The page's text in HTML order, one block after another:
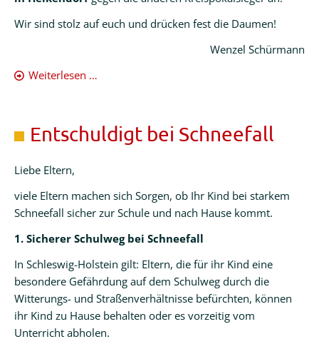
Wir sind stolz auf euch und drücken fest die Daumen!
Wenzel Schürmann
Weiterlesen …
Parkschule
holt
Entschuldigt bei Schneefall
Liebe Eltern,
viele Eltern machen sich Sorgen, ob Ihr Kind bei starkem
Schneefall sicher zur Schule und nach Hause kommt.
1. Sicherer Schulweg bei Schneefall
In Schleswig-Holstein gilt: Eltern, die für ihr Kind eine
besondere Gefährdung auf dem Schulweg durch die
Witterungs- und Straßenverhältnisse befürchten, können
ihr Kind zu Hause behalten oder es vorzeitig vom
Unterricht abholen.